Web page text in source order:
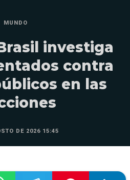
MUNDO
investiga
contra
en las
DE 2026 15:45